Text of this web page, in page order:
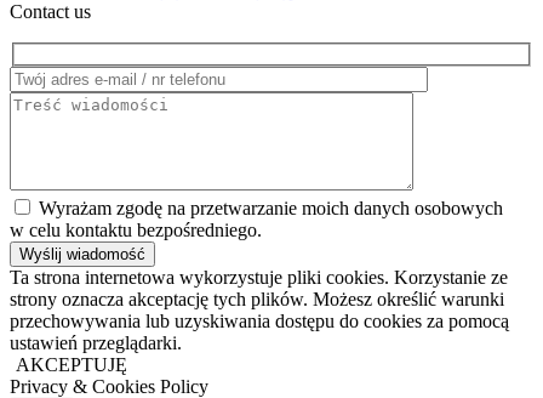
Contact us
Wyrażam zgodę na przetwarzanie moich danych osobowych
w celu kontaktu bezpośredniego.
Ta strona internetowa wykorzystuje pliki cookies. Korzystanie ze
strony oznacza akceptację tych plików. Możesz określić warunki
przechowywania lub uzyskiwania dostępu do cookies za pomocą
ustawień przeglądarki.
AKCEPTUJĘ
Privacy & Cookies Policy